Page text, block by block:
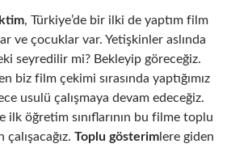
, Türkiye’de bir ilki de yaptım film
ve çocuklar var. Yetişkinler aslında
seyredilir mi? Bekleyip göreceğiz.
biz film çekimi sırasında yaptığımız
usulü çalışmaya devam edeceğiz.
ilk öğretim sınıflarının bu filme toplu
Toplu gösterim lere giden